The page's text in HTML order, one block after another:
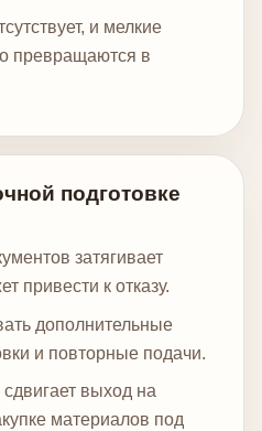
и мелкие
превращаются в
подготовке
затягивает
привести к отказу.
дополнительные
и повторные подачи.
выход на
материалов под